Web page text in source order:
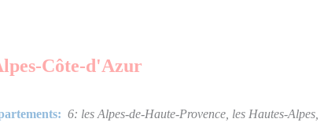
Côte-d'Azur
6: les Alpes-de-Haute-Provence, les Hautes-Alpes,